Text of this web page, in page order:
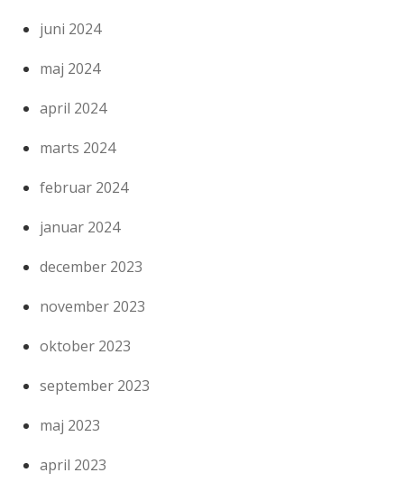
juni 2024
maj 2024
april 2024
marts 2024
februar 2024
januar 2024
december 2023
november 2023
oktober 2023
september 2023
maj 2023
april 2023